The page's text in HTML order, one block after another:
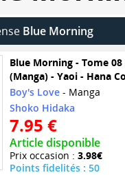
Blue Morning
Blue Morning - Tome
(Manga) - Yaoi - Hana
Boy's Love- Manga
Shoko Hidaka
7.95 €
Article disponible
Prix occasion : 3.98€
Points fidelités : 50